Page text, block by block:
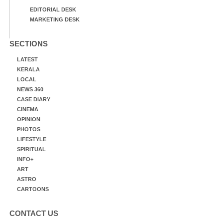
EDITORIAL DESK
MARKETING DESK
SECTIONS
LATEST
KERALA
LOCAL
NEWS 360
CASE DIARY
CINEMA
OPINION
PHOTOS
LIFESTYLE
SPIRITUAL
INFO+
ART
ASTRO
CARTOONS
CONTACT US